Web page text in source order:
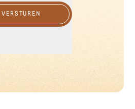
VERSTUREN